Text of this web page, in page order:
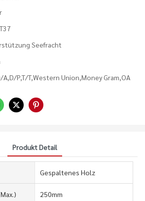
Seefracht
A,D/P,T/T,Western Union,Money Gram,OA
Produkt Detail
Gespaltenes Holz
250mm